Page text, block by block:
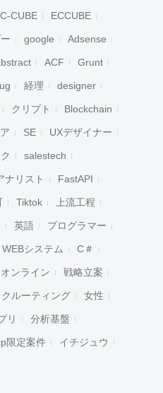
CUBE ECCUBE
google Adsense
ACF Grunt
経理 designer
クリプト Blockchain
SE UXデザイナー
salestech
ナリスト FastAPI
Tiktok 上流工程
英語 プログラマー
WEBシステム C＃
オンライン 戦略立案
クルーティング 女性
リ 分析基盤
限定案件 イチジュウ